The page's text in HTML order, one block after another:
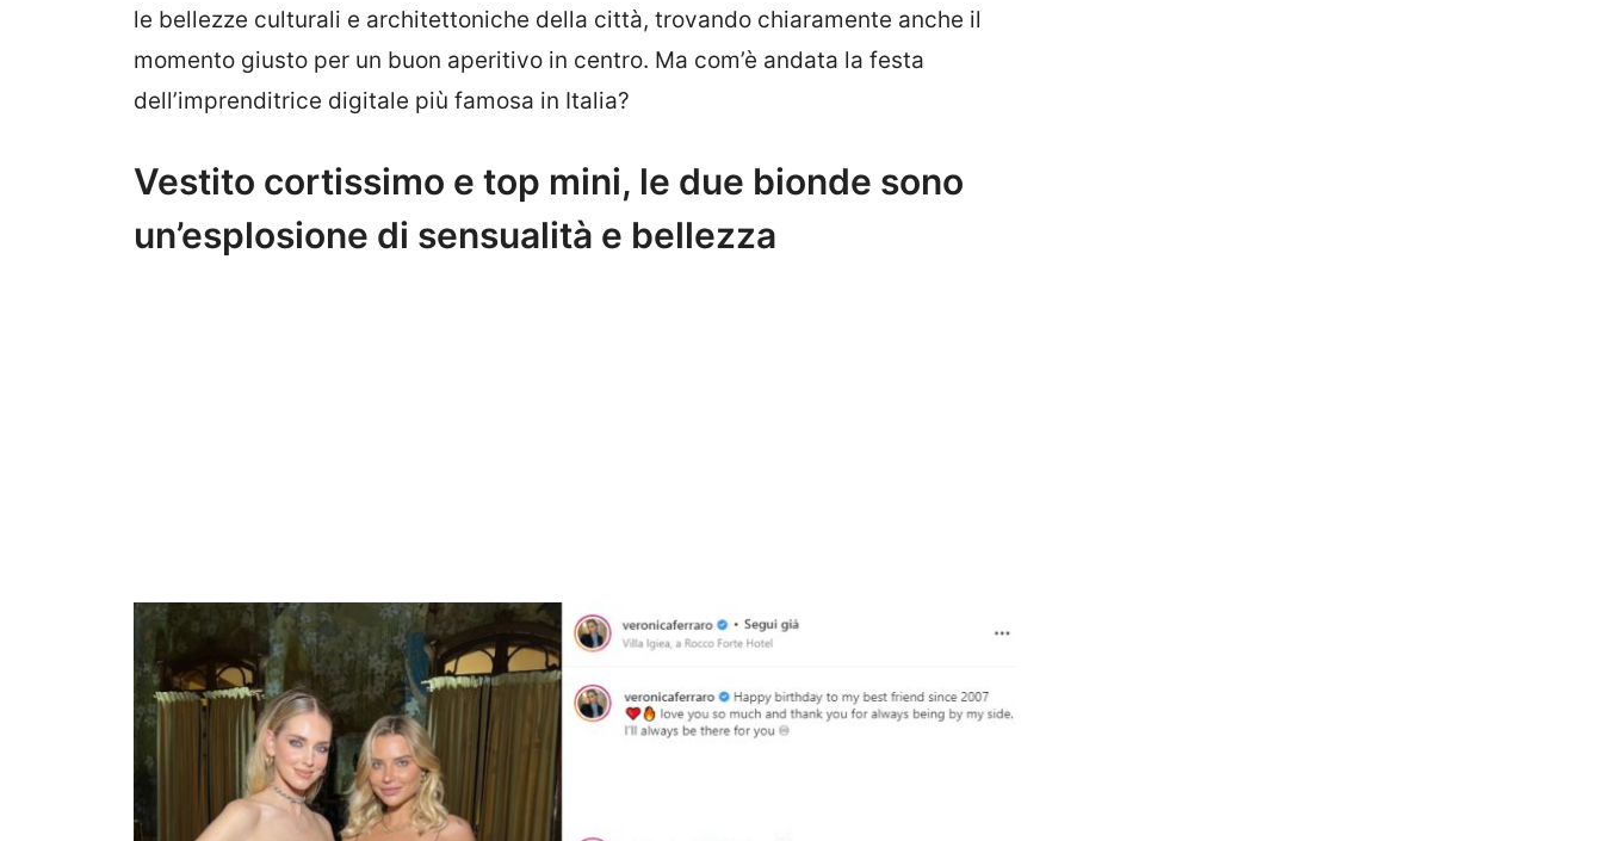
le bellezze culturali e architettoniche della città, trovando chiaramente anche il
momento giusto per un buon aperitivo in centro. Ma com’è andata la festa
dell’imprenditrice digitale più famosa in Italia?
Vestito cortissimo e top mini, le due bionde sono
un’esplosione di sensualità e bellezza